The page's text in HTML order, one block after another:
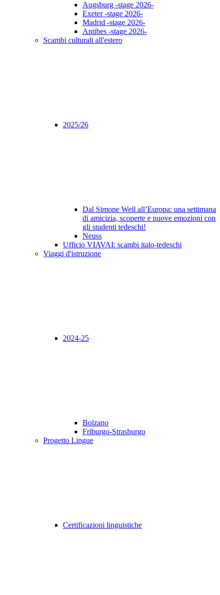
Augsburg -stage 2026-
Exeter -stage 2026-
Madrid -stage 2026-
Antibes -stage 2026-
Scambi culturali all'estero
2025/26
Dal Simone Weil all’Europa: una settimana
di amicizia, scoperte e nuove emozioni con
gli studenti tedeschi!
Neuss
Ufficio VIAVAI: scambi italo-tedeschi
Viaggi d'istruzione
2024-25
Bolzano
Friburgo-Strasburgo
Progetto Lingue
Certificazioni linguistiche